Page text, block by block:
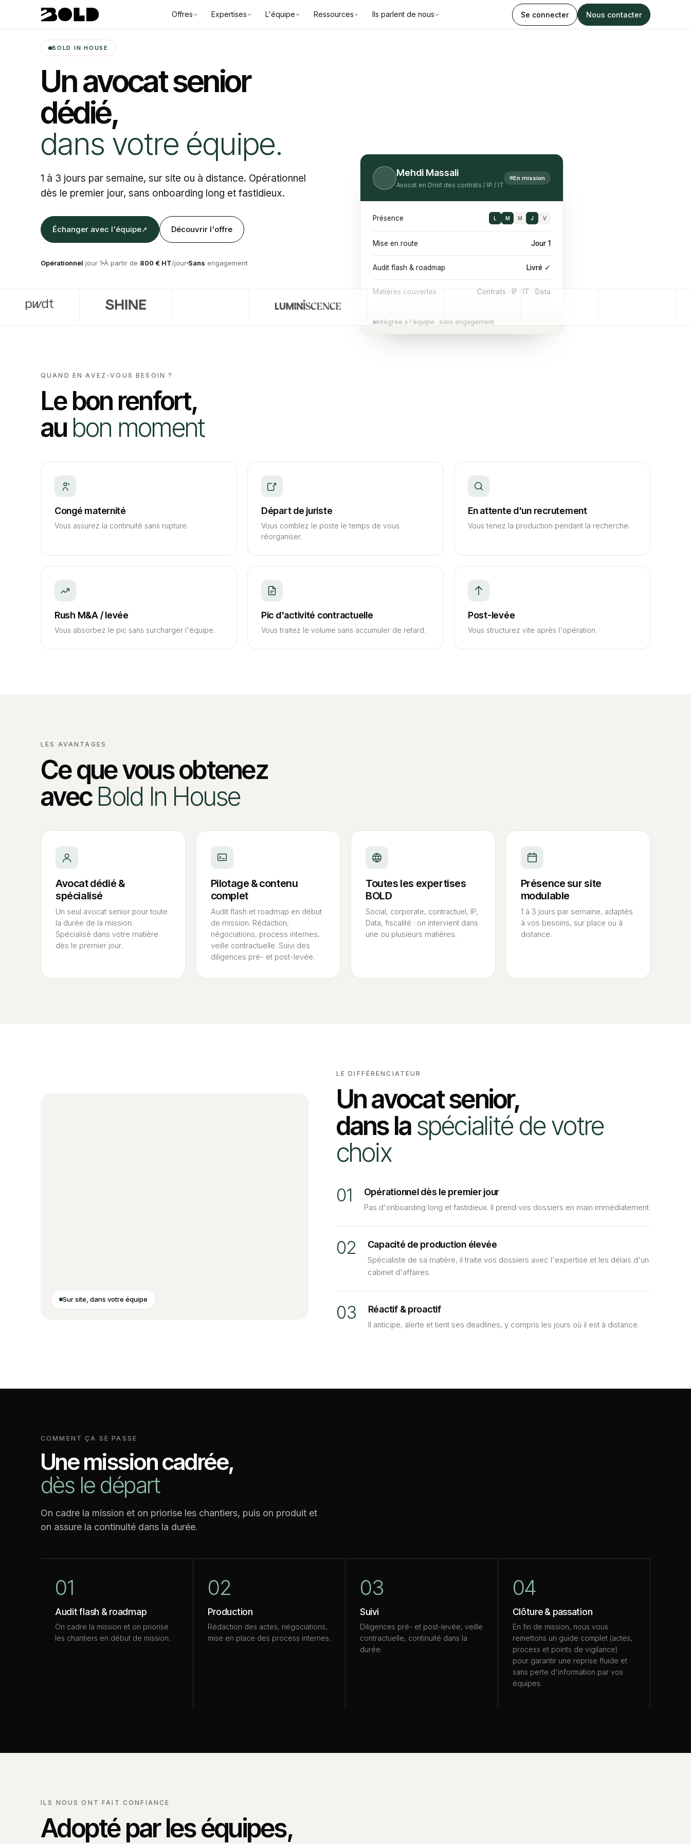
Offres Expertises L'équipe Ressources Ils parlent de nous Se connecter Nous contacter
BOLD IN HOUSE
Un avocat senior
dédié,
dans votre équipe.
1 à 3 jours par semaine, sur site ou à distance. Opérationnel
dès le premier jour, sans onboarding long et fastidieux.
Échanger avec l'équipe↗︎ Découvrir l'offre
Opérationnel jour 1 À partir de 800 € HT/jour Sans engagement
Mehdi Massali
Avocat en Droit des contrats / IP / IT
En mission
Présence L M M J V
Mise en route Jour 1
Audit flash & roadmap Livré ✓
Matières couvertes Contrats · IP · IT · Data
Intégrée à l'équipe · sans engagement
QUAND EN AVEZ-VOUS BESOIN ?
Le bon renfort,
au bon moment
Congé maternité
Vous assurez la continuité sans rupture.
Départ de juriste
Vous comblez le poste le temps de vous
réorganiser.
En attente d'un recrutement
Vous tenez la production pendant la recherche.
Rush M&A / levée
Vous absorbez le pic sans surcharger l'équipe.
Pic d'activité contractuelle
Vous traitez le volume sans accumuler de retard.
Post-levée
Vous structurez vite après l'opération.
LES AVANTAGES
Ce que vous obtenez
avec Bold In House
Avocat dédié &
spécialisé
Un seul avocat senior pour toute
la durée de la mission.
Spécialisé dans votre matière
dès le premier jour.
Pilotage &contenu
complet
Audit flash et roadmap en début
de mission. Rédaction,
négociations, process internes,
veille contractuelle. Suivi des
diligences pré- et post-levée.
Toutes les expertises
BOLD
Social, corporate, contractuel, IP,
Data, fiscalité : on intervient dans
une ou plusieurs matières.
Présence sur site
modulable
1 à 3 jours par semaine, adaptés
à vos besoins, sur place ou à
distance.
Sur site, dans votre équipe
LE DIFFÉRENCIATEUR
Un avocat senior,
dans la spécialité de votre
choix
01 Opérationnel dès le premier jour
Pas d'onboarding long et fastidieux. Il prend vos dossiers en main immédiatement.
02 Capacité de production élevée
Spécialiste de sa matière, il traite vos dossiers avec l'expertise et les délais d'un
cabinet d'affaires.
03 Réactif &proactif
Il anticipe, alerte et tient ses deadlines, y compris les jours où il est à distance.
COMMENT ÇA SE PASSE
Une mission cadrée,
dès le départ
On cadre la mission et on priorise les chantiers, puis on produit et
on assure la continuité dans la durée.
01
Audit flash & roadmap
On cadre la mission et on priorise
les chantiers en début de mission.
02
Production
Rédaction des actes, négociations,
mise en place des process internes.
03
Suivi
Diligences pré- et post-levée, veille
contractuelle, continuité dans la
durée.
04
Clôture& passation
En fin de mission, nous vous
remettons un guide complet (actes,
process et points de vigilance)
pour garantir une reprise fluide et
sans perte d'information par vos
équipes.
ILS NOUS ONT FAIT CONFIANCE
Adopté par les équipes,